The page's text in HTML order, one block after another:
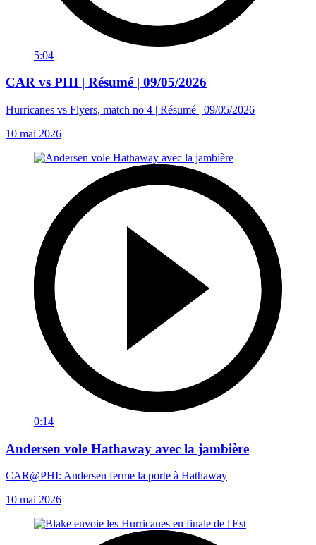
5:04
CAR vs PHI | Résumé | 09/05/2026
Hurricanes vs Flyers, match no 4 | Résumé | 09/05/2026
10 mai 2026
0:14
Andersen vole Hathaway avec la jambière
CAR@PHI: Andersen ferme la porte à Hathaway
10 mai 2026